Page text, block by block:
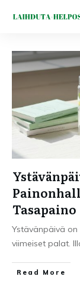
Tasapaino
Ystävänpäivä
viimeiset palat.
Read More